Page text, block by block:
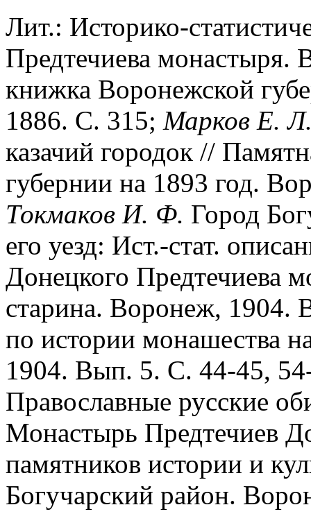
Лит.: Историко-
Предтечиева
книжка Воронежской
1886. С. 315; Марков Е.
казачий городок //
губернии на 1893 год.
Токмаков И. Ф. Город
его уезд: Ист.-стат.
Донецкого Предтечиева
старина. Воронеж,
по истории монашества
1904. Вып. 5. С. 44-45,
Православные русские
Монастырь Предтечиев
памятников истории и
Богучарский район.